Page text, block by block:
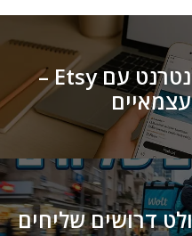
איך למכור אמנות באינטרנט עם Etsy –
דרושים שליחים